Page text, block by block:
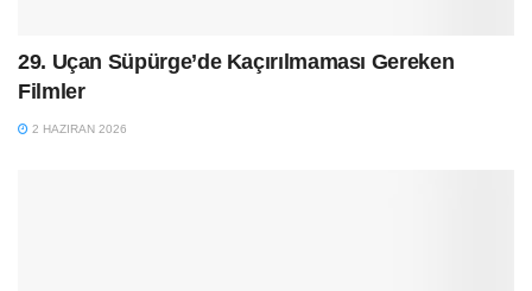
29. Uçan Süpürge’de Kaçırılmaması Gereken
Filmler
2 HAZIRAN 2026